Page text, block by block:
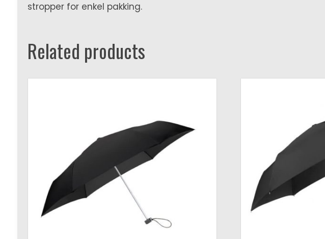
stropper for enkel pakking.
Related products